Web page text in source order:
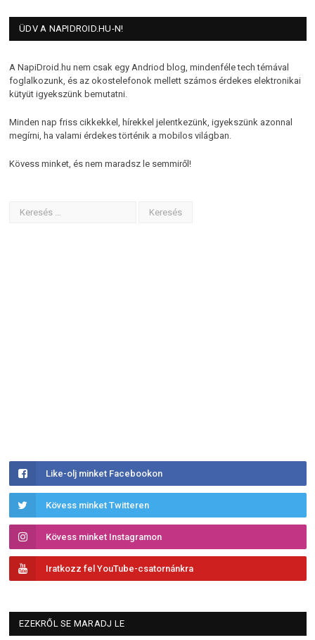
ÜDV A NAPIDROID.HU-N!
A NapiDroid.hu nem csak egy Andriod blog, mindenféle tech témával
foglalkozunk, és az okostelefonok mellett számos érdekes elektronikai
kütyüt igyekszünk bemutatni.
Minden nap friss cikkekkel, hírekkel jelentkezünk, igyekszünk azonnal
megírni, ha valami érdekes történik a mobilos világban.
Kövess minket, és nem maradsz le semmiről!
Like-olj minket Facebookon
Kövess minket Twitteren
Kövess minket Instagramon
Iratkozz fel YouTube-csatornánkra
EZEKRŐL SE MARADJ LE